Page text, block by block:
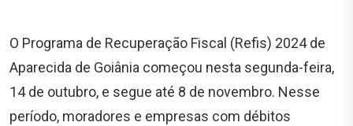
O Programa de Recuperação Fiscal (Refis) 2024 de
Aparecida de Goiânia começou nesta segunda-feira,
14 de outubro, e segue até 8 de novembro. Nesse
período, moradores e empresas com débitos